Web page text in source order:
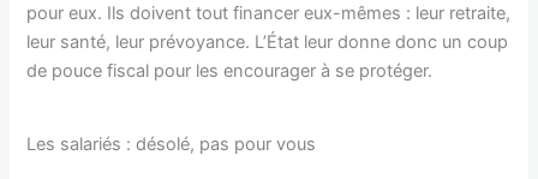
pour eux. Ils doivent tout financer eux-mêmes : leur retraite,
leur santé, leur prévoyance. L’État leur donne donc un coup
de pouce fiscal pour les encourager à se protéger.
Les salariés : désolé, pas pour vous